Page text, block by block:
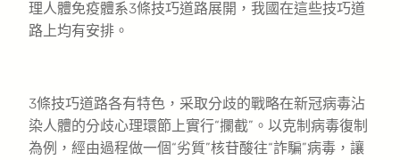
理人體免疫體系3條技巧道路展開，我國在這些技巧道
路上均有安排。
3條技巧道路各有特色，采取分歧的戰略在新冠病毒沾
染人體的分歧心理環節上實行“攔截”。以克制病毒復制
為例，經由過程做一個“劣質”核苷酸往“詐騙”病毒，讓